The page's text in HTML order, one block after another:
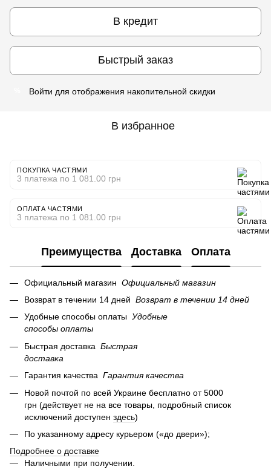
В кредит
Быстрый заказ
Войти для отображения накопительной скидки
В избранное
ПОКУПКА ЧАСТЯМИ
3 платежа по 1 081.00 грн
ОПЛАТА ЧАСТЯМИ
3 платежа по 1 081.00 грн
Преимущества Доставка Оплата
Официальный магазин Официальный магазин
Возврат в течении 14 дней Возврат в течении 14 дней
Удобные способы оплаты Удобные
способы оплаты
Быстрая доставка Быстрая
доставка
Гарантия качества Гарантия качества
Новой почтой по всей Украине бесплатно от 5000
грн (действует не на все товары, подробный список
исключений доступен здесь)
По указанному адресу курьером («до двери»);
Подробнее о доставке
Наличными при получении.